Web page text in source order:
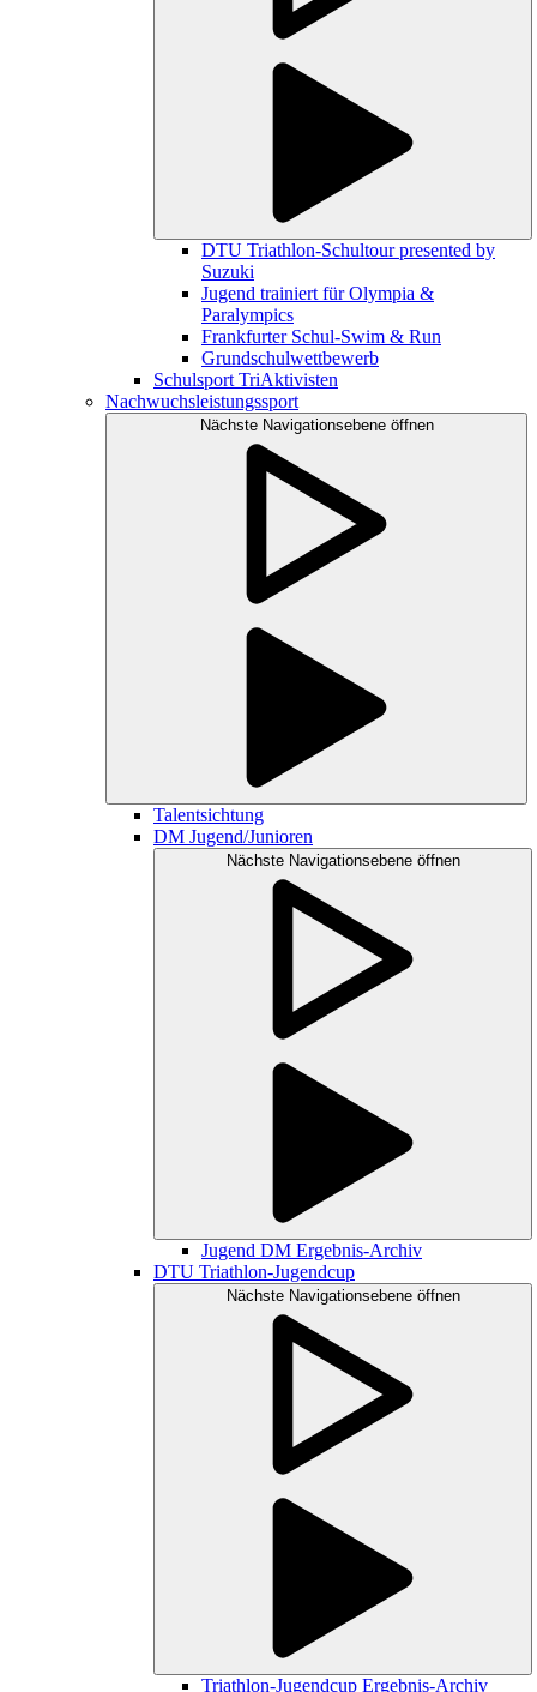
DTU Triathlon-Schultour presented by
Suzuki
Jugend trainiert für Olympia &
Paralympics
Frankfurter Schul-Swim & Run
Grundschulwettbewerb
Schulsport TriAktivisten
Nachwuchsleistungssport
Nächste Navigationsebene öffnen
Talentsichtung
DM Jugend/Junioren
Nächste Navigationsebene öffnen
Jugend DM Ergebnis-Archiv
DTU Triathlon-Jugendcup
Nächste Navigationsebene öffnen
Triathlon-Jugendcup Ergebnis-Archiv